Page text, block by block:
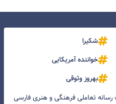
شکیرا
خواننده آمریکایی
بهروز وثوقی
تعاملی فرهنگی و هنری فارسی